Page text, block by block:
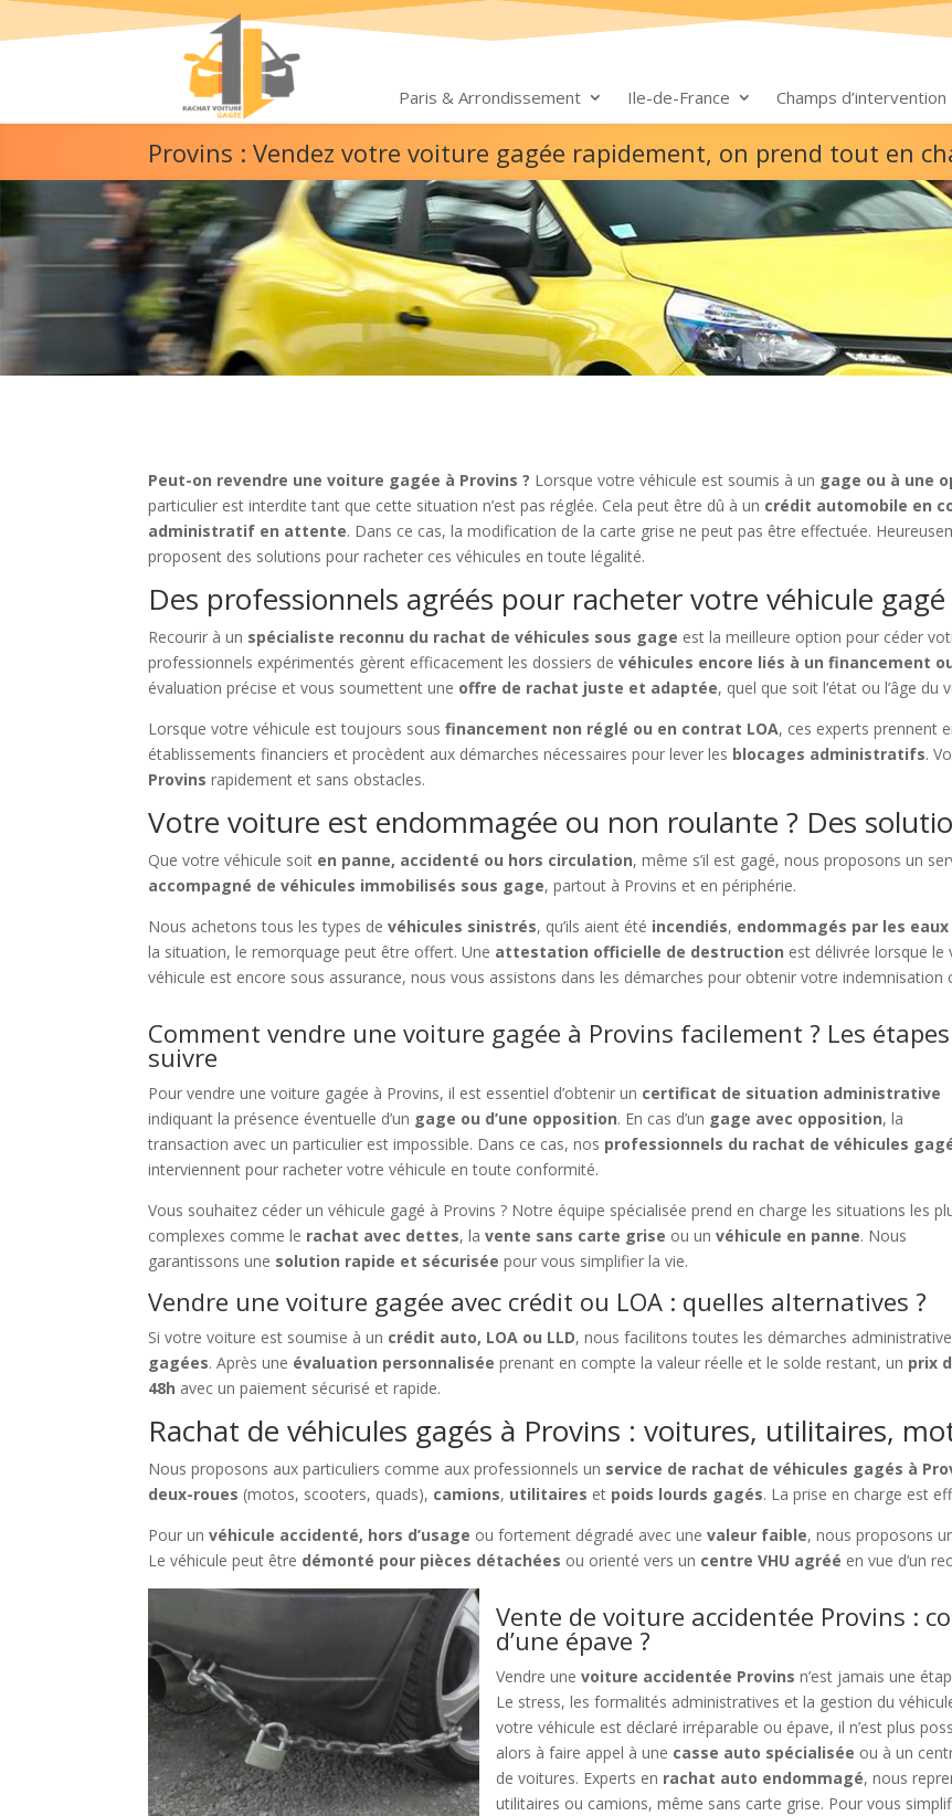
Paris & Arrondissement Ile-de-France Champs d’intervention
Provins : Vendez votre voiture gagée rapidement, on prend tout en
Peut-on revendre une voiture gagée à Provins ? Lorsque votre véhicule est soumis à un gage ou à une
particulier est interdite tant que cette situation n’est pas réglée. Cela peut être dû à un crédit automobile en
administratif en attente. Dans ce cas, la modification de la carte grise ne peut pas être effectuée.
proposent des solutions pour racheter ces véhicules en toute légalité.
Des professionnels agréés pour racheter votre véhicule gagé
Recourir à un spécialiste reconnu du rachat de véhicules sous gage est la meilleure option pour céder
professionnels expérimentés gèrent efficacement les dossiers devéhicules encore liés à un financement
évaluation précise et vous soumettent une offre de rachat juste et adaptée, quel que soit l’état ou l’âge du
Lorsque votre véhicule est toujours sousfinancement non réglé ou en contrat LOA, ces experts prennent
établissements financiers et procèdent aux démarches nécessaires pour lever les blocages administratifs.
Provins rapidement et sans obstacles.
Votre voiture est endommagée ou non roulante ? Des
Que votre véhicule soit en panne, accidenté ou hors circulation, même s’il est gagé, nous proposons un
accompagné de véhicules immobilisés sous gage, partout à Provins et en périphérie.
Nous achetons tous les types devéhicules sinistrés, qu’ils aient été incendiés, endommagés par les eaux
la situation, le remorquage peut être offert. Une attestation officielle de destruction est délivrée lorsque le
véhicule est encore sous assurance, nous vous assistons dans les démarches pour obtenir votre
Comment vendre une voiture gagée à Provins facilement ? Les
suivre
Pour vendre une voiture gagée à Provins, il est essentiel d’obtenir un certificat de situation administrative
indiquant la présence éventuelle d’un gage ou d’une opposition. En cas d’un gage avec opposition, la
transaction avec un particulier est impossible. Dans ce cas, nos professionnels du rachat de véhicules
interviennent pour racheter votre véhicule en toute conformité.
Vous souhaitez céder un véhicule gagé à Provins ? Notre équipe spécialisée prend en charge les situations les
complexes comme le rachat avec dettes, lavente sans carte grise ou unvéhicule en panne. Nous
garantissons une solution rapide et sécurisée pour vous simplifier la vie.
Vendre une voiture gagée avec crédit ou LOA : quelles alternatives ?
Si votre voiture est soumise à un crédit auto, LOA ou LLD, nous facilitons toutes les démarches
gagées. Après une évaluation personnalisée prenant en compte la valeur réelle et le solde restant, un prix
48h avec un paiement sécurisé et rapide.
Rachat de véhicules gagés à Provins : voitures, utilitaires,
Nous proposons aux particuliers comme aux professionnels un service de rachat de véhicules gagés à
deux-roues (motos, scooters, quads), camions, utilitaires et poids lourds gagés. La prise en charge est
Pour unvéhicule accidenté, hors d’usage ou fortement dégradé avec unevaleur faible, nous proposons
Le véhicule peut être démonté pour pièces détachées ou orienté vers un centre VHU agréé en vue d’un
Vente de voiture accidentée Provins :
d’une épave ?
Vendre unevoiture accidentée Provins n’est jamais une
Le stress, les formalités administratives et la gestion du
votre véhicule est déclaré irréparable ou épave, il n’est plus
alors à faire appel à une casse auto spécialisée ou à un
de voitures. Experts en rachat auto endommagé, nous
utilitaires ou camions, même sans carte grise. Pour vous